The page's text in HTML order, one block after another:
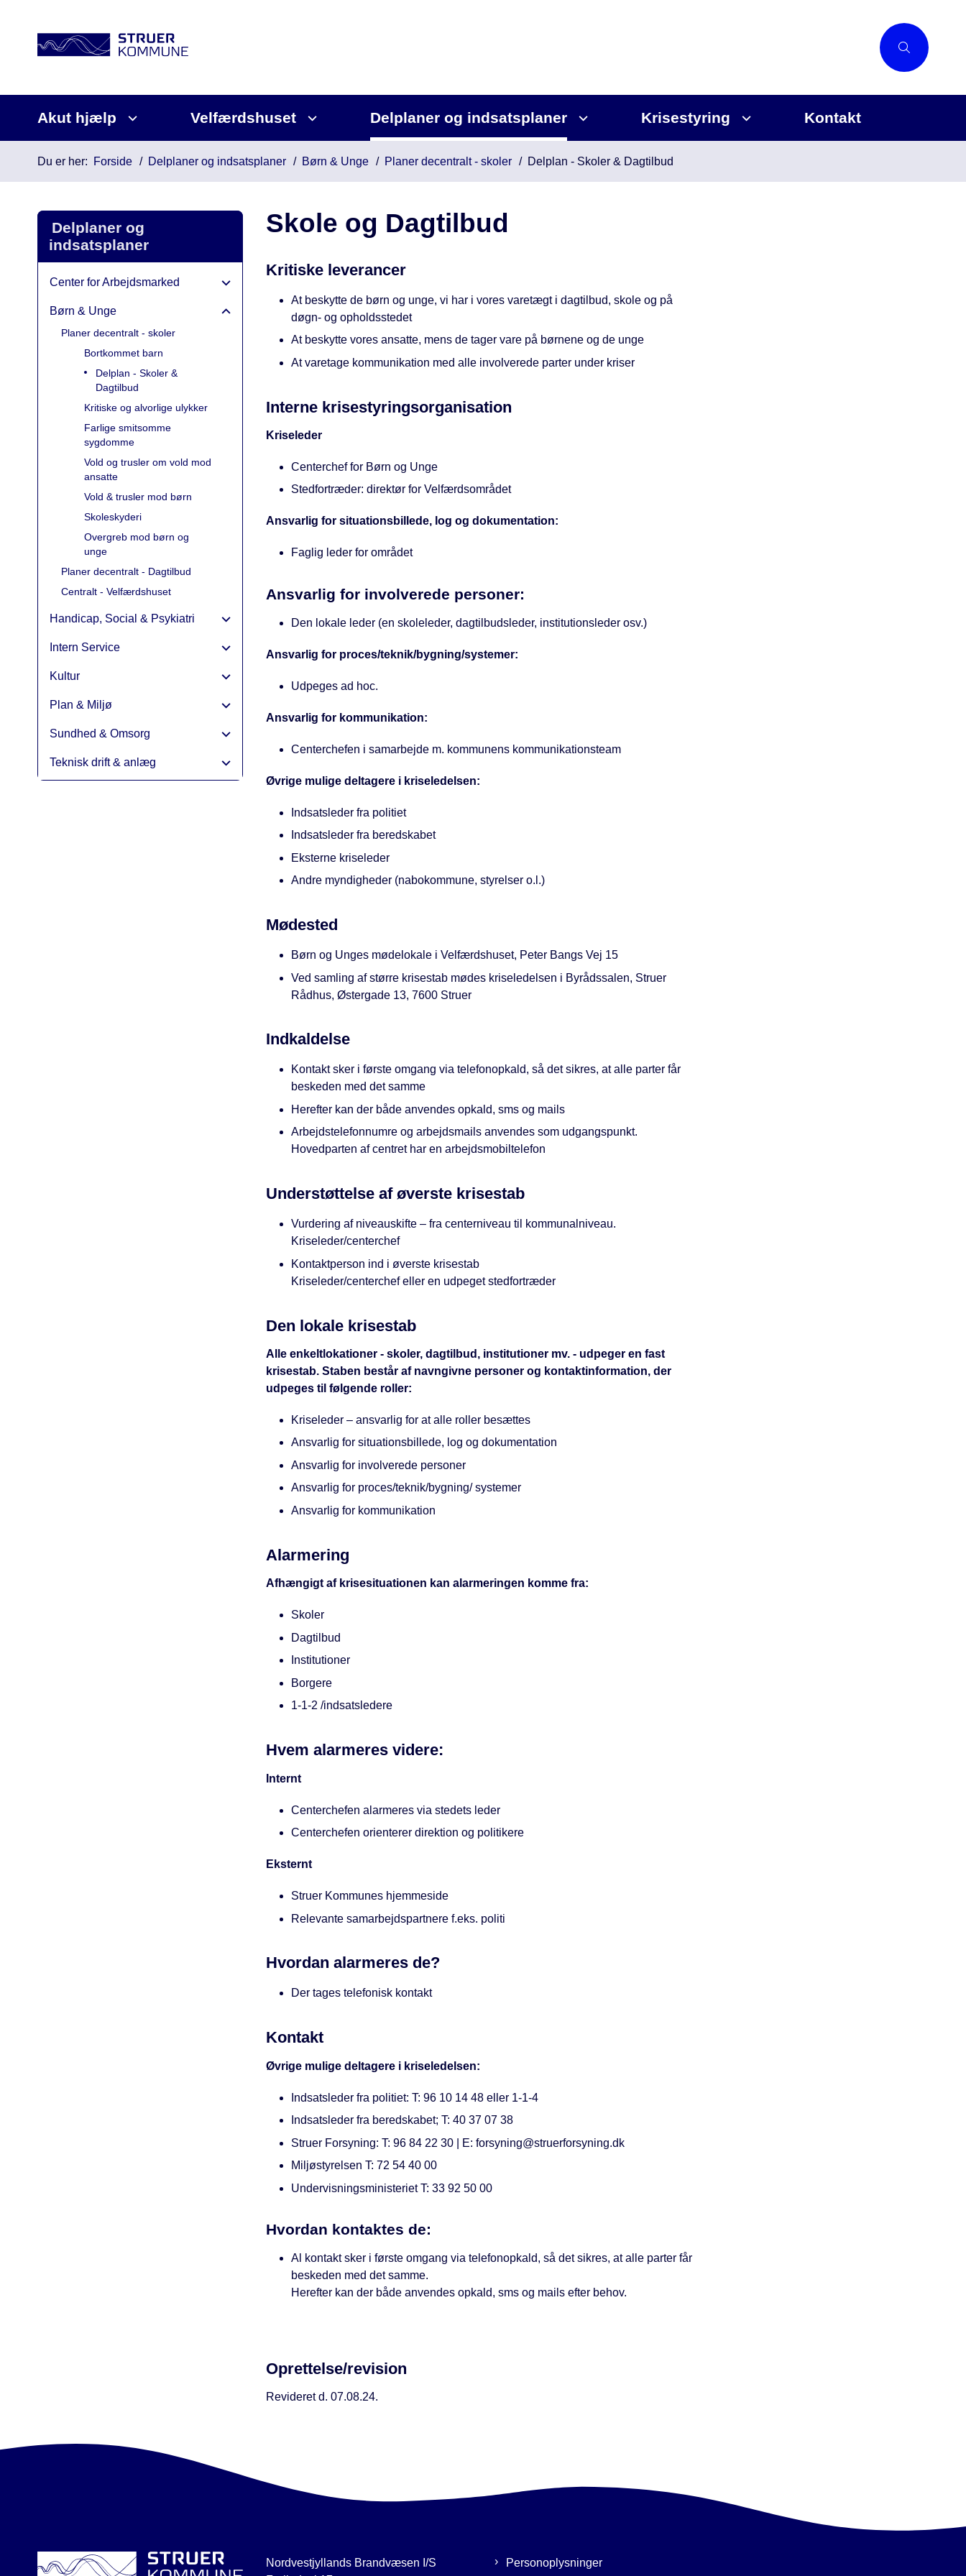
Akut hjælp Velfærdshuset Delplaner og indsatsplaner Krisestyring Kontakt
Du er her: Forside Delplaner og indsatsplaner Børn & Unge Planer decentralt - skoler Delplan - Skoler & Dagtilbud
Delplaner og
indsatsplaner
Center for Arbejdsmarked
Børn & Unge
Planer decentralt - skoler
Bortkommet barn
Delplan - Skoler &
Dagtilbud
Kritiske og alvorlige ulykker
Farlige smitsomme
sygdomme
Vold og trusler om vold mod
ansatte
Vold & trusler mod børn
Skoleskyderi
Overgreb mod børn og
unge
Planer decentralt - Dagtilbud
Centralt - Velfærdshuset
Handicap, Social & Psykiatri
Intern Service
Kultur
Plan & Miljø
Sundhed & Omsorg
Teknisk drift & anlæg
Skole og Dagtilbud
Kritiske leverancer
At beskytte de børn og unge, vi har i vores varetægt i dagtilbud, skole og på
døgn- og opholdsstedet
At beskytte vores ansatte, mens de tager vare på børnene og de unge
At varetage kommunikation med alle involverede parter under kriser
Interne krisestyringsorganisation
Kriseleder
Centerchef for Børn og Unge
Stedfortræder: direktør for Velfærdsområdet
Ansvarlig for situationsbillede, log og dokumentation:
Faglig leder for området
Ansvarlig for involverede personer:
Den lokale leder (en skoleleder, dagtilbudsleder, institutionsleder osv.)
Ansvarlig for proces/teknik/bygning/systemer:
Udpeges ad hoc.
Ansvarlig for kommunikation:
Centerchefen i samarbejde m. kommunens kommunikationsteam
Øvrige mulige deltagere i kriseledelsen:
Indsatsleder fra politiet
Indsatsleder fra beredskabet
Eksterne kriseleder
Andre myndigheder (nabokommune, styrelser o.l.)
Mødested
Børn og Unges mødelokale i Velfærdshuset, Peter Bangs Vej 15
Ved samling af større krisestab mødes kriseledelsen i Byrådssalen, Struer
Rådhus, Østergade 13, 7600 Struer
Indkaldelse
Kontakt sker i første omgang via telefonopkald, så det sikres, at alle parter får
beskeden med det samme
Herefter kan der både anvendes opkald, sms og mails
Arbejdstelefonnumre og arbejdsmails anvendes som udgangspunkt.
Hovedparten af centret har en arbejdsmobiltelefon
Understøttelse af øverste krisestab
Vurdering af niveauskifte – fra centerniveau til kommunalniveau.
Kriseleder/centerchef
Kontaktperson ind i øverste krisestab
Kriseleder/centerchef eller en udpeget stedfortræder
Den lokale krisestab
Alle enkeltlokationer - skoler, dagtilbud, institutioner mv. - udpeger en fast
krisestab. Staben består af navngivne personer og kontaktinformation, der
udpeges til følgende roller:
Kriseleder – ansvarlig for at alle roller besættes
Ansvarlig for situationsbillede, log og dokumentation
Ansvarlig for involverede personer
Ansvarlig for proces/teknik/bygning/ systemer
Ansvarlig for kommunikation
Alarmering
Afhængigt af krisesituationen kan alarmeringen komme fra:
Skoler
Dagtilbud
Institutioner
Borgere
1-1-2 /indsatsledere
Hvem alarmeres videre:
Internt
Centerchefen alarmeres via stedets leder
Centerchefen orienterer direktion og politikere
Eksternt
Struer Kommunes hjemmeside
Relevante samarbejdspartnere f.eks. politi
Hvordan alarmeres de?
Der tages telefonisk kontakt
Kontakt
Øvrige mulige deltagere i kriseledelsen:
Indsatsleder fra politiet: T: 96 10 14 48 eller 1-1-4
Indsatsleder fra beredskabet; T: 40 37 07 38
Struer Forsyning: T: 96 84 22 30 | E: forsyning@struerforsyning.dk
Miljøstyrelsen T: 72 54 40 00
Undervisningsministeriet T: 33 92 50 00
Hvordan kontaktes de:
Al kontakt sker i første omgang via telefonopkald, så det sikres, at alle parter får
beskeden med det samme.
Herefter kan der både anvendes opkald, sms og mails efter behov.
Oprettelse/revision
Revideret d. 07.08.24.
Nordvestjyllands Brandvæsen I/S
Personoplysninger